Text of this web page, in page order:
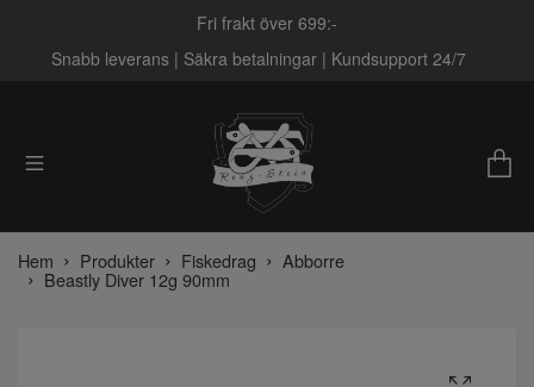
Fri frakt över 699:-
Snabb leverans | Säkra betalningar | Kundsupport 24/7
Hem Produkter Fiskedrag Abborre
Beastly Diver 12g 90mm